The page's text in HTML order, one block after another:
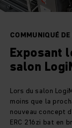
COMMUNIQUÉ
Exposant
salon
Lors du salon
moins que la
nouveau concept
ERC 216zi bat en